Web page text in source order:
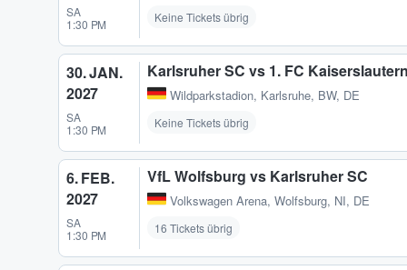
SA
1:30 PM
Keine Tickets übrig
30. JAN.
2027
SA
1:30 PM
Karlsruher SC vs 1. FC Kaiserslautern
Wildparkstadion, Karlsruhe, BW, DE
Keine Tickets übrig
6. FEB.
2027
SA
1:30 PM
VfL Wolfsburg vs Karlsruher SC
Volkswagen Arena, Wolfsburg, NI, DE
16 Tickets übrig